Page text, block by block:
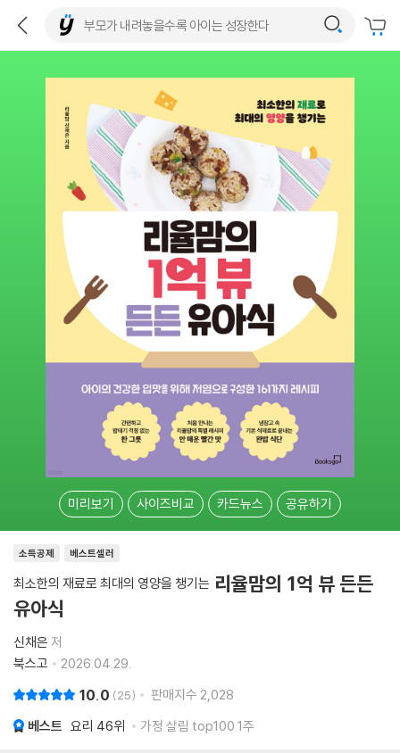
미리보기 사이즈비교 카드뉴스 공유하기
소득공제 베스트셀러
최소한의 재료로 최대의 영양을 챙기는 리율맘의 1억 뷰 든든
유아식
신채은 저
북스고
2026.04.29.
10.0 25 판매지수 2,028
베스트 요리 46위 가정 살림 top100 1주